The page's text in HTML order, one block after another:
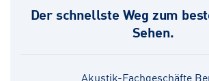
Der schnellste Weg zum
Sehen.
Akustik-Fachgeschäfte